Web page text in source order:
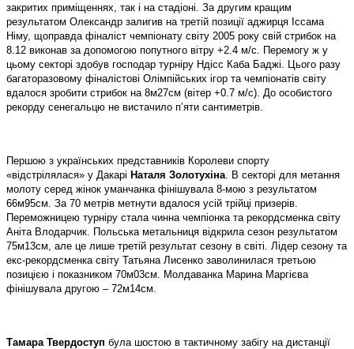
закритих приміщеннях, так і на стадіоні. За другим кращим
результатом Олександр залигив на третій позиції аджирця Іссама
Німу, щоправда фіналіст чемпіонату світу 2005 року свій стрибок на
8.12 виконав за допомогою попутного вітру +2.4 м/с. Перемогу ж у
цьому секторі здобув господар турніру Ндісс Каба Баджі. Цього разу
багаторазовому фіналістові Олімпійських ігор та чемпіонатів світу
вдалося зробити стрибок на 8м27см (вітер +0.7 м/с). До особистого
рекорду сенегальцю не вистачило п’яти сантиметрів.
Першою з українських представників Королеви спорту
«відстрілялася» у Дакарі Наталя Золотухіна . В секторі для метання
молоту серед жінок уманчанка фінішувала 8-мою з результатом
66м95см. За 70 метрів метнути вдалося усій трійці призерів.
Переможницею турніру стала чинна чемпіонка та рекордсменка світу
Аніта Влодарчик. Польська метальниця відкрила сезон результатом
75м13см, але це лише третій результат сезону в світі. Лідер сезону та
екс-рекордсменка світу Татьяна Лисенко заволинилася третьою
позицією і показником 70м03см. Молдаванка Марина Маргієва
фінішувала другою – 72м14см.
Тамара Твердоступ була шостою в тактичному забігу на дистанції